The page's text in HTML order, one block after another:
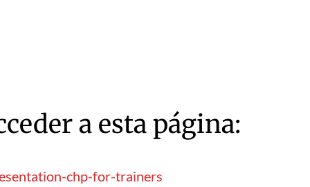
a esta página:
chp-for-trainers